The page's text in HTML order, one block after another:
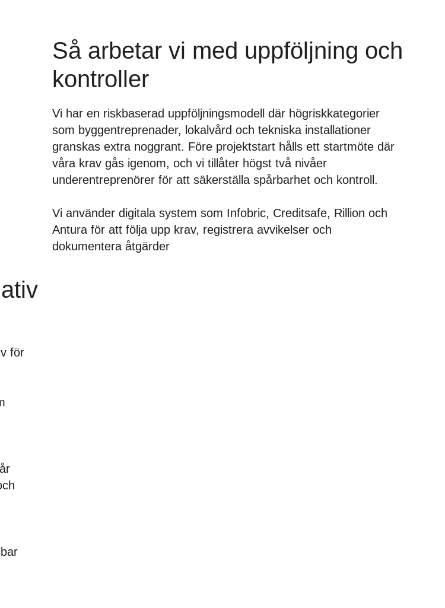
Så arbetar vi med uppföljning och
kontroller
Vi har en riskbaserad uppföljningsmodell där högriskkategorier
som byggentreprenader, lokalvård och tekniska installationer
granskas extra noggrant. Före projektstart hålls ett startmöte där
våra krav gås igenom, och vi tillåter högst två nivåer
underentreprenörer för att säkerställa spårbarhet och kontroll.
Vi använder digitala system som Infobric, Creditsafe, Rillion och
Antura för att följa upp krav, registrera avvikelser och
dokumentera åtgärder
för